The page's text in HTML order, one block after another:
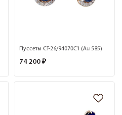
Пуссеты СГ-26/94070С1 (Au 585)
74 200 ₽